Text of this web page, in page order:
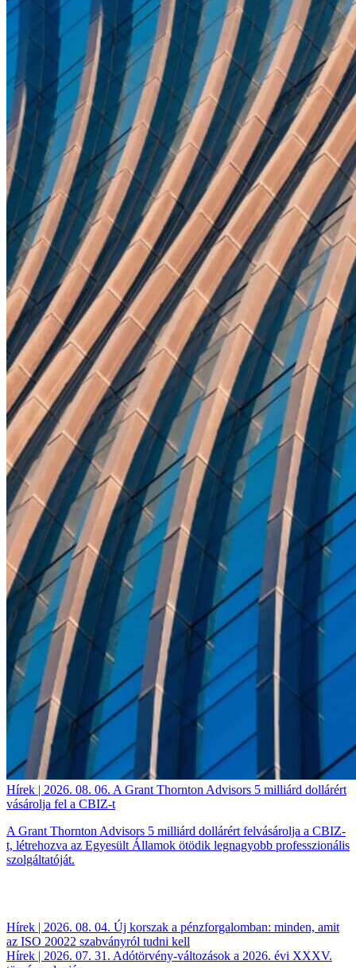
Hírek | 2026. 08. 06. A Grant Thornton Advisors 5 milliárd dollárért
vásárolja fel a CBIZ-t
A Grant Thornton Advisors 5 milliárd dollárért felvásárolja a CBIZ-
t, létrehozva az Egyesült Államok ötödik legnagyobb professzionális
szolgáltatóját.
Hírek | 2026. 08. 04. Új korszak a pénzforgalomban: minden, amit
az ISO 20022 szabványról tudni kell
Hírek | 2026. 07. 31. Adótörvény-változások a 2026. évi XXXV.